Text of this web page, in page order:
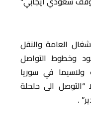
العامة والنقل
وخطوط التواصل
في سوريا
“التوصل الى حلحلة
.